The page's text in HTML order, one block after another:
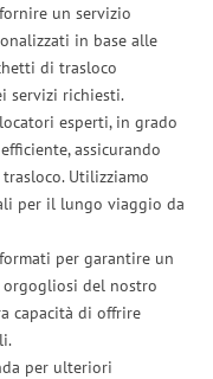
un servizio
in base alle
di trasloco
servizi richiesti.
esperti, in grado
assicurando
Utilizziamo
per il lungo viaggio da
per garantire un
orgogliosi del nostro
capacità di offrire
per ulteriori